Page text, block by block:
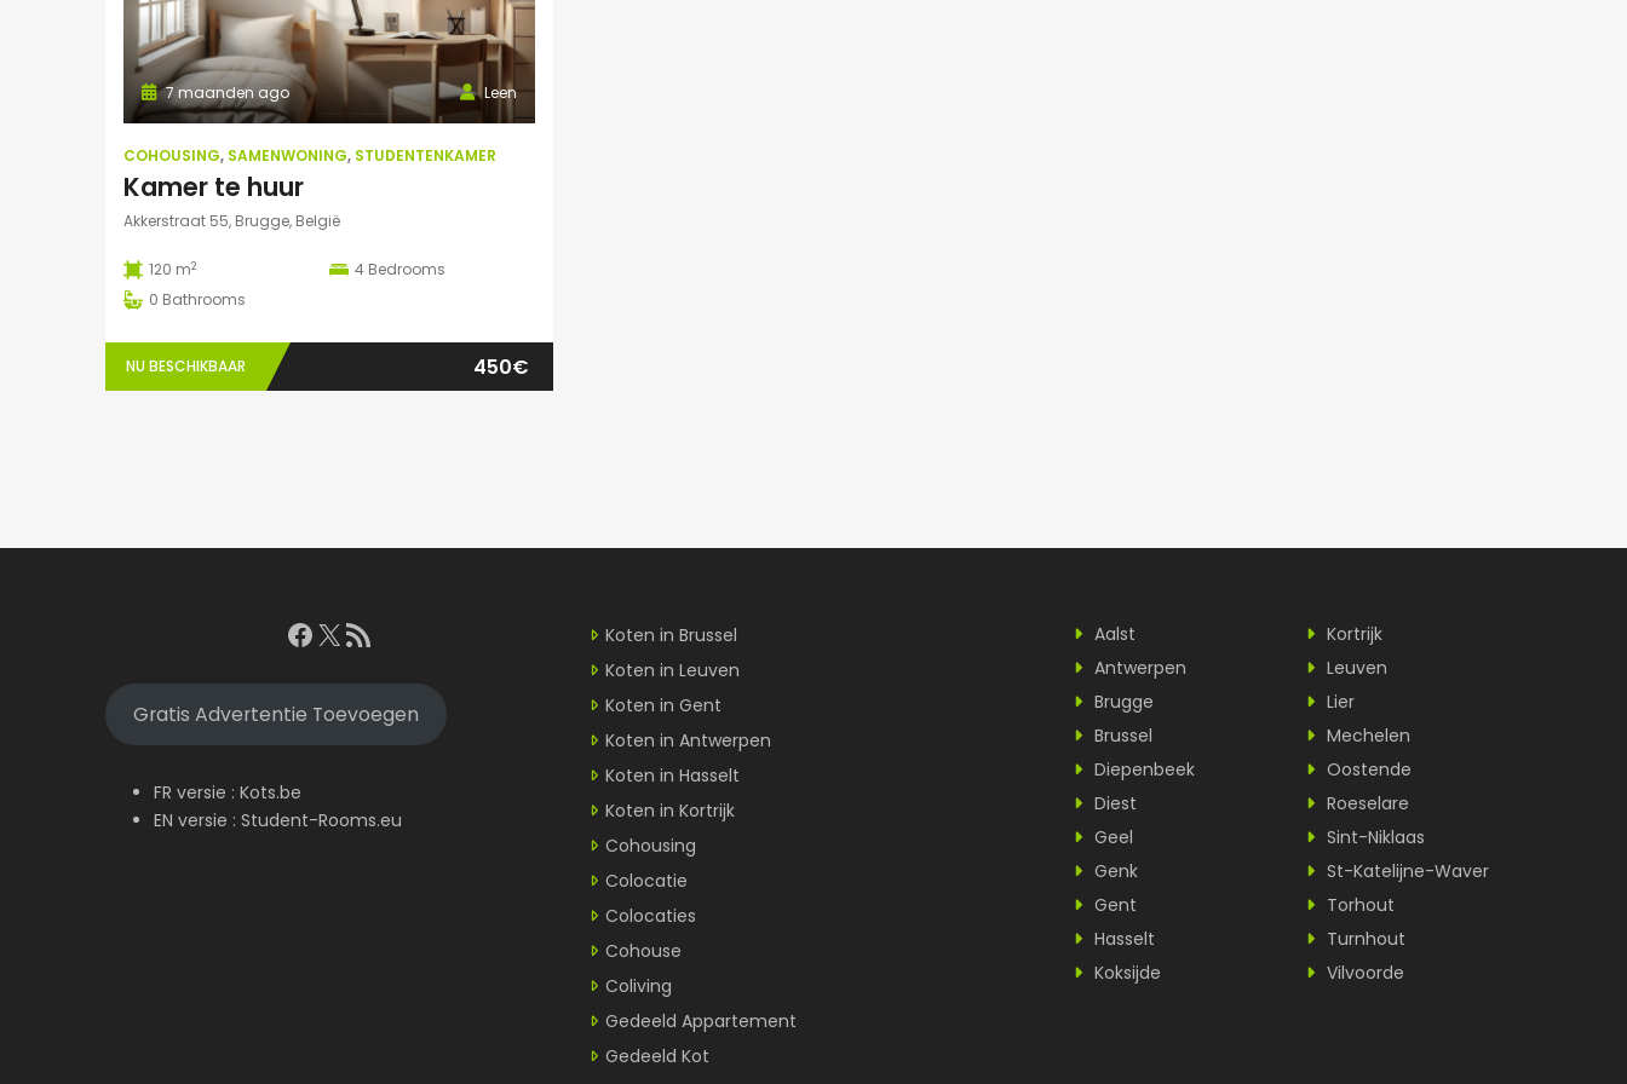
Leen
7 maanden ago
COHOUSING, SAMENWONING, STUDENTENKAMER
Kamer te huur
Akkerstraat 55, Brugge, België
120 m2 4 Bedrooms
0 Bathrooms
NU BESCHIKBAAR 450€
Facebook
X RSS feed
Gratis Advertentie Toevoegen
FR versie : Kots.be
EN versie : Student-Rooms.eu
Koten in Brussel
Koten in Leuven
Koten in Gent
Koten in Antwerpen
Koten in Hasselt
Koten in Kortrijk
Cohousing
Colocatie
Colocaties
Cohouse
Coliving
Gedeeld Appartement
Gedeeld Kot
Aalst
Antwerpen
Brugge
Brussel
Diepenbeek
Diest
Geel
Genk
Gent
Hasselt
Koksijde
Kortrijk
Leuven
Lier
Mechelen
Oostende
Roeselare
Sint-Niklaas
St-Katelijne-Waver
Torhout
Turnhout
Vilvoorde